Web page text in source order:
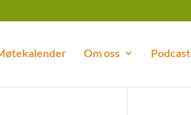
Om oss Podcast